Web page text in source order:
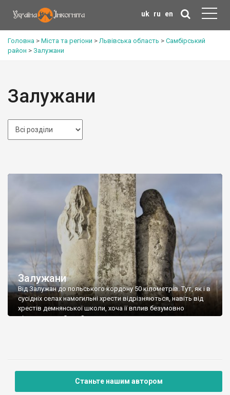
uk ru en
Головна > Міста та регіони >Львівська область > Самбірський
район > Залужани
Залужани
Залужани
Від Залужан до польського кордону 50 кілометрів. Тут, як і в
сусідніх селах намогильні хрести відрізняються, навіть від
хрестів демнянської школи, хоча її вплив безумовно
відчувається. Село Залужани досить давнє – перша згадка
Станьте нашим автором